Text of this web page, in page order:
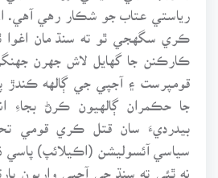
رياستي عتاب جو شڪار رهي آهي. ان
ڪري سگهجي ٿو ته سنڌ مان اغوا
ڪارڪنن جا گهايل لاش جهرن جهنگن
قومپرست ۽ آجپي جي ڳالهه ڪندڙ
جا حڪمران ڳالهيون ڪرڻ بجاءِ
بيدرديءَ سان قتل ڪري قومي
سياسي آئسوليشن (اڪيلائپ) پاسي
نه ٿئي ته سنڌ جي آجپي واريون